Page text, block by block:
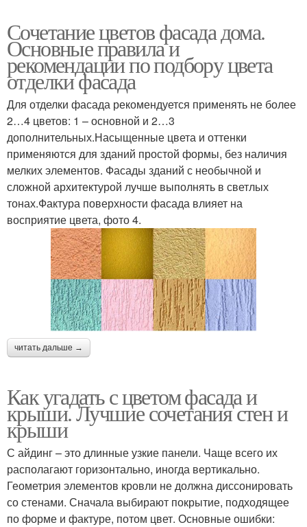
Сочетание цветов фасада дома.
Основные правила и
рекомендации по подбору цвета
отделки фасада
Для отделки фасада рекомендуется применять не более
2…4 цветов: 1 – основной и 2…3
дополнительных.Насыщенные цвета и оттенки
применяются для зданий простой формы, без наличия
мелких элементов. Фасады зданий с необычной и
сложной архитектурой лучше выполнять в светлых
тонах.Фактура поверхности фасада влияет на
восприятие цвета, фото 4.
читать дальше →
Как угадать с цветом фасада и
крыши. Лучшие сочетания стен и
крыши
С айдинг – это длинные узкие панели. Чаще всего их
располагают горизонтально, иногда вертикально.
Геометрия элементов кровли не должна диссонировать
со стенами. Сначала выбирают покрытие, подходящее
по форме и фактуре, потом цвет. Основные ошибки: